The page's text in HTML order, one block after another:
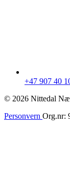
+47 907 40
© 2026 Nittedal
Personvern Org.nr: